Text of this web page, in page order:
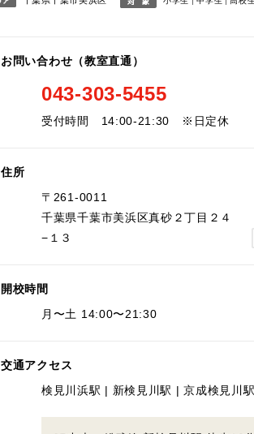
お問い合わせ（教室直通）
043-303-5455
受付時間 14:00-21:30 ※日定休
住所
〒261-0011
千葉県千葉市美浜区真砂２丁目２４
−１３
開校時間
月〜土 14:00〜21:30
交通アクセス
検見川浜駅 | 新検見川駅 | 京成検見川駅